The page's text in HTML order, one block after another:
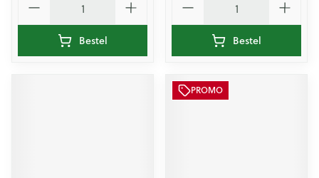
Bestel Bestel
PROMO